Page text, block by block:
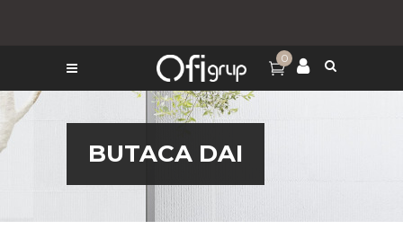
0
BUTACA DAI